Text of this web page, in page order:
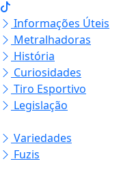
Informações Úteis
Metralhadoras
História
Curiosidades
Tiro Esportivo
Legislação
Variedades
Fuzis